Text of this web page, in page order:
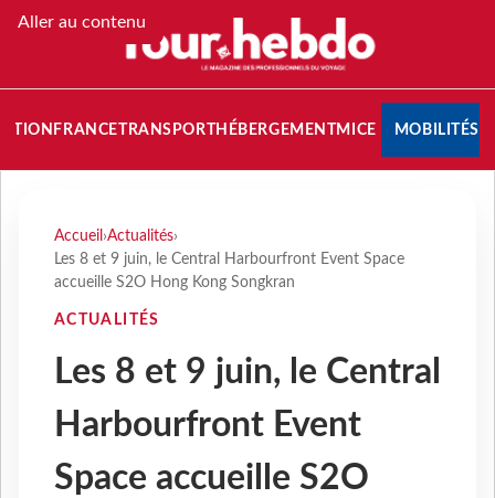
Aller au contenu
FRANCETRANSPORT HÉBERGEMENTMICE MOBILITÉS
Accueil ›Actualités›
Les 8 et 9 juin, le Central Harbourfront Event Space
accueille S2O Hong Kong Songkran
ACTUALITÉS
Les 8 et 9 juin, le Central
Harbourfront Event
Space accueille S2O